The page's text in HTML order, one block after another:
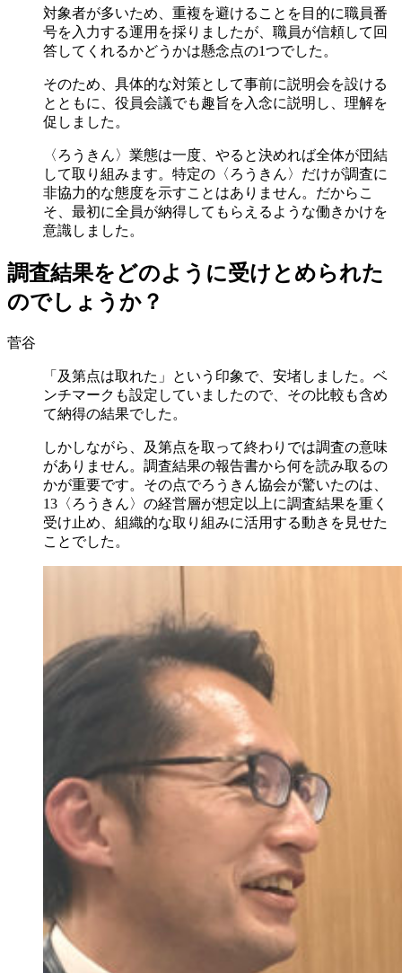
対象者が多いため、重複を避けることを目的に職員番
号を入力する運用を採りましたが、職員が信頼して回
答してくれるかどうかは懸念点の1つでした。
そのため、具体的な対策として事前に説明会を設ける
とともに、役員会議でも趣旨を入念に説明し、理解を
促しました。
〈ろうきん〉業態は一度、やると決めれば全体が団結
して取り組みます。特定の〈ろうきん〉だけが調査に
非協力的な態度を示すことはありません。だからこ
そ、最初に全員が納得してもらえるような働きかけを
意識しました。
調査結果をどのように受けとめられた
のでしょうか？
菅谷
「及第点は取れた」という印象で、安堵しました。ベ
ンチマークも設定していましたので、その比較も含め
て納得の結果でした。
しかしながら、及第点を取って終わりでは調査の意味
がありません。調査結果の報告書から何を読み取るの
かが重要です。その点でろうきん協会が驚いたのは、
13〈ろうきん〉の経営層が想定以上に調査結果を重く
受け止め、組織的な取り組みに活用する動きを見せた
ことでした。